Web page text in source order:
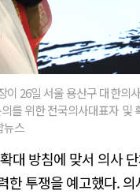
이 26일 서울 용산구 대한의
를 위한 전국의사대표자 및
뉴스
대 방침에 맞서 의사
한 투쟁을 예고했다.